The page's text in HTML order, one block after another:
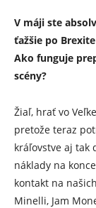
V máji ste
ťažšie po
Ako funguje
scény?
Žiaľ, hrať vo
pretože teraz
kráľovstve aj tak
náklady na
kontakt na
Minelli, Jam